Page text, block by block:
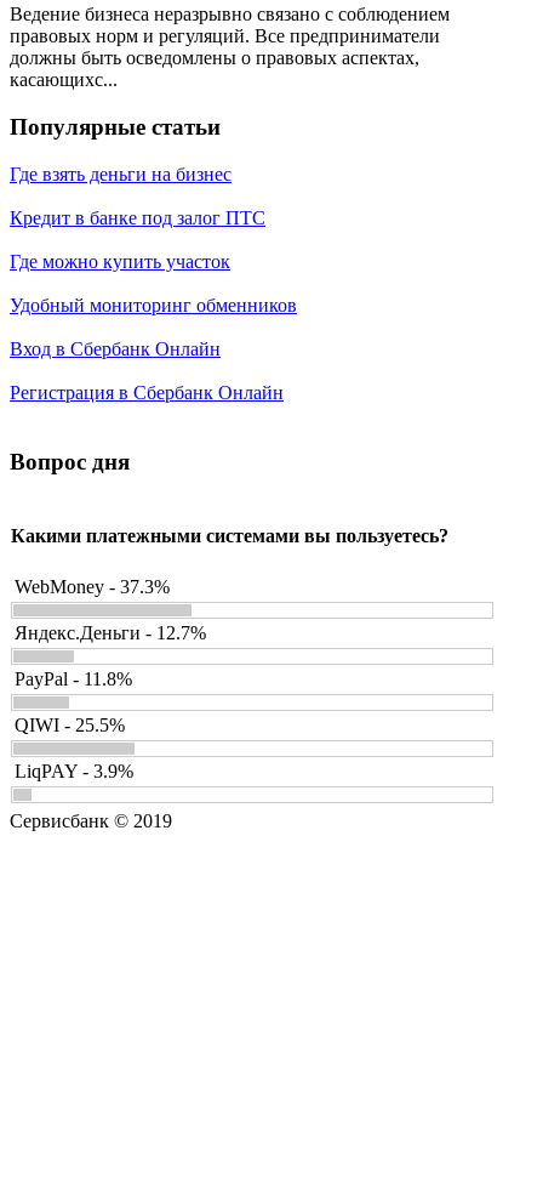
Ведение бизнеса неразрывно связано с соблюдением
правовых норм и регуляций. Все предприниматели
должны быть осведомлены о правовых аспектах,
касающихс...
Популярные статьи
Где взять деньги на бизнес
Кредит в банке под залог ПТС
Где можно купить участок
Удобный мониторинг обменников
Вход в Сбербанк Онлайн
Регистрация в Сбербанк Онлайн
Вопрос дня
Какими платежными системами вы пользуетесь?
WebMoney - 37.3%
Яндекс.Деньги - 12.7%
PayPal - 11.8%
QIWI - 25.5%
LiqPAY - 3.9%
Сервисбанк © 2019